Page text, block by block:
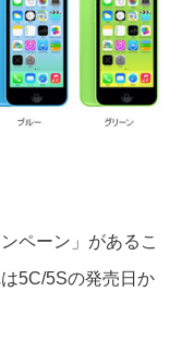
ペーン」があるこ
5C/5Sの発売日か